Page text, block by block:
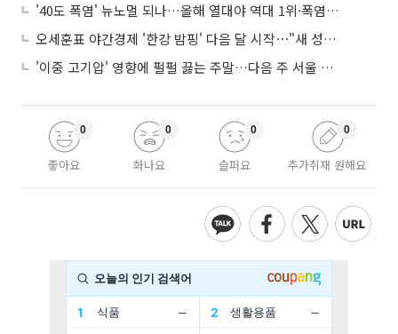
'40도 폭염' 뉴노멀 되나…올해 열대야 역대 1위·폭염일수 평년 3배 넘어
오세훈표 야간경제 '한강 밤핑' 다음 달 시작⋯"새 성장동력 만들 것"
'이중 고기압' 영향에 펄펄 끓는 주말…다음 주 서울 포함 서쪽이 더 덥다
좋아요
0
화나요
0
슬퍼요
0
추가취재 원해요
0